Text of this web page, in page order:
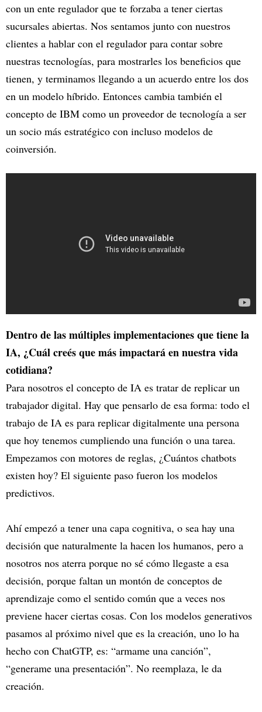
con un ente regulador que te forzaba a tener ciertas
sucursales abiertas. Nos sentamos junto con nuestros
clientes a hablar con el regulador para contar sobre
nuestras tecnologías, para mostrarles los beneficios que
tienen, y terminamos llegando a un acuerdo entre los dos
en un modelo híbrido. Entonces cambia también el
concepto de IBM como un proveedor de tecnología a ser
un socio más estratégico con incluso modelos de
coinversión.
Dentro de las múltiples implementaciones que tiene la
IA, ¿Cuál creés que más impactará en nuestra vida
cotidiana?
Para nosotros el concepto de IA es tratar de replicar un
trabajador digital. Hay que pensarlo de esa forma: todo el
trabajo de IA es para replicar digitalmente una persona
que hoy tenemos cumpliendo una función o una tarea.
Empezamos con motores de reglas, ¿Cuántos chatbots
existen hoy? El siguiente paso fueron los modelos
predictivos.
Ahí empezó a tener una capa cognitiva, o sea hay una
decisión que naturalmente la hacen los humanos, pero a
nosotros nos aterra porque no sé cómo llegaste a esa
decisión, porque faltan un montón de conceptos de
aprendizaje como el sentido común que a veces nos
previene hacer ciertas cosas. Con los modelos generativos
pasamos al próximo nivel que es la creación, uno lo ha
hecho con ChatGTP, es: “armame una canción”,
“generame una presentación”. No reemplaza, le da
creación.